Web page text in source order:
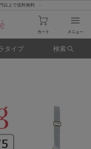
以上で送料無料 -
タイプ 検索